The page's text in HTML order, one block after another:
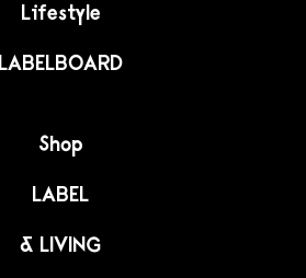
Lifestyle
LABELBOARD
Shop
LABEL
& LIVING